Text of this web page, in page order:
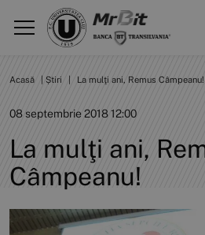
Acasă Știri La mulţi ani, Remus Câmpeanu!
08 septembrie 2018 12:00
La mulţi ani,
Câmpeanu!